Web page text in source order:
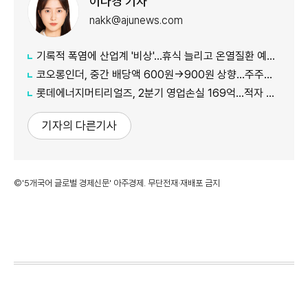
nakk@ajunews.com
기록적 폭염에 산업계 '비상'…휴식 늘리고 온열질환 예방 총력
코오롱인더, 중간 배당액 600원→900원 상향...주주가치 제고 차원
롯데에너지머티리얼즈, 2분기 영업손실 169억...적자 지속
기자의 다른기사
©'5개국어 글로벌 경제신문' 아주경제. 무단전재·재배포 금지